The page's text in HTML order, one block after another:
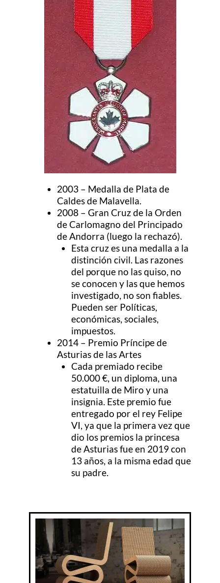
2003 – Medalla de Plata de
Caldes de Malavella.
2008 – Gran Cruz de la Orden
de Carlomagno del Principado
de Andorra (luego la rechazó).
Esta cruz es una medalla a la
distinción civil. Las razones
del porque no las quiso, no
se conocen y las que hemos
investigado, no son fiables.
Pueden ser Políticas,
económicas, sociales,
impuestos.
2014 – Premio Príncipe de
Asturias de las Artes
Cada premiado recibe
50.000 €, un diploma, una
estatuilla de Miro y una
insignia. Este premio fue
entregado por el rey Felipe
VI, ya que la primera vez que
dio los premios la princesa
de Asturias fue en 2019 con
13 años, a la misma edad que
su padre.